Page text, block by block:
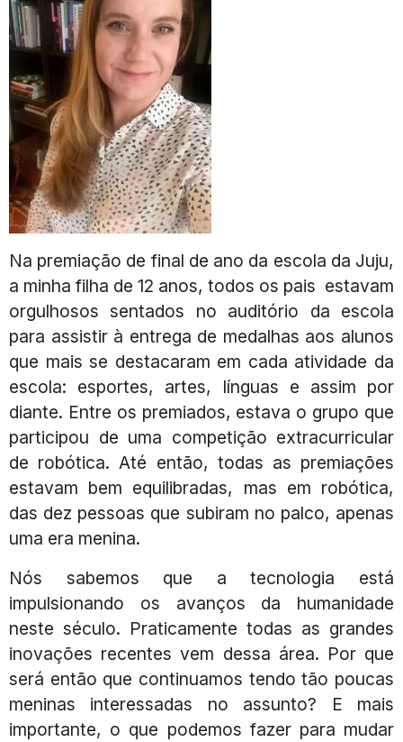
Na premiação de final de ano da escola da Juju,
a minha filha de 12 anos, todos os pais estavam
orgulhosos sentados no auditório da escola
para assistir à entrega de medalhas aos alunos
que mais se destacaram em cada atividade da
escola: esportes, artes, línguas e assim por
diante. Entre os premiados, estava o grupo que
participou de uma competição extracurricular
de robótica. Até então, todas as premiações
estavam bem equilibradas, mas em robótica,
das dez pessoas que subiram no palco, apenas
uma era menina.
Nós sabemos que a tecnologia está
impulsionando os avanços da humanidade
neste século. Praticamente todas as grandes
inovações recentes vem dessa área. Por que
será então que continuamos tendo tão poucas
meninas interessadas no assunto? E mais
importante, o que podemos fazer para mudar